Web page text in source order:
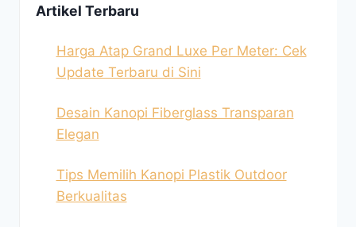
Artikel Terbaru
Harga Atap Grand Luxe Per Meter: Cek
Update Terbaru di Sini
Desain Kanopi Fiberglass Transparan
Elegan
Tips Memilih Kanopi Plastik Outdoor
Berkualitas